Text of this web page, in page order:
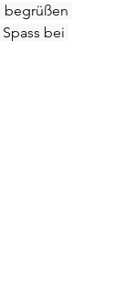
begrüßen
bei